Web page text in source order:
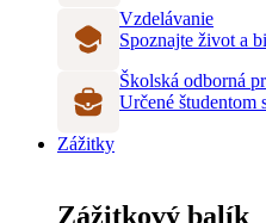
Vzdelávanie
Spoznajte život a
Školská odborná
Určené študentom
Zážitky
Zážitkový balík